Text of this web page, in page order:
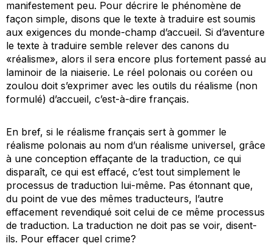
manifestement peu. Pour décrire le phénomène de
façon simple, disons que le texte à traduire est soumis
aux exigences du monde-champ d’accueil. Si d’aventure
le texte à traduire semble relever des canons du
«réalisme», alors il sera encore plus fortement passé au
laminoir de la niaiserie. Le réel polonais ou coréen ou
zoulou doit s’exprimer avec les outils du réalisme (non
formulé) d’accueil, c’est-à-dire français.
En bref, si le réalisme français sert à gommer le
réalisme polonais au nom d’un réalisme universel, grâce
à une conception effaçante de la traduction, ce qui
disparaît, ce qui est effacé, c’est tout simplement le
processus de traduction lui-même. Pas étonnant que,
du point de vue des mêmes traducteurs, l’autre
effacement revendiqué soit celui de ce même processus
de traduction. La traduction ne doit pas se voir, disent-
ils. Pour effacer quel crime?